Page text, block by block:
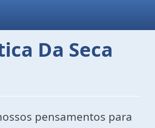
Da Seca
pensamentos para